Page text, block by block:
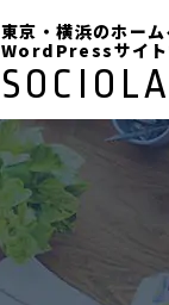
東京・横浜のホー
WordPressサイト
SOCIOLA